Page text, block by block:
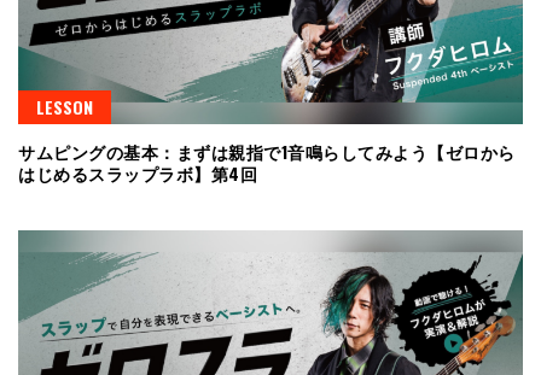
LESSON
サムピングの基本：まずは親指で1音鳴らしてみよう【ゼロから
はじめるスラップラボ】第4回